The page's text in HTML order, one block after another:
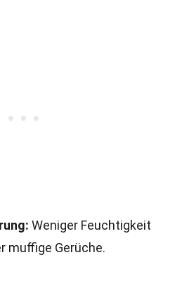
Weniger Feuchtigkeit
muffige Gerüche.